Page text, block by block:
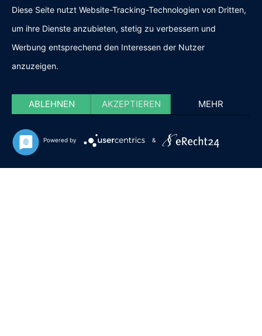
Diese Seite nutzt Website-Tracking-Technologien von Dritten,
um ihre Dienste anzubieten, stetig zu verbessern und
Werbung entsprechend den Interessen der Nutzer
anzuzeigen.
ABLEHNEN AKZEPTIEREN MEHR
Powered by &